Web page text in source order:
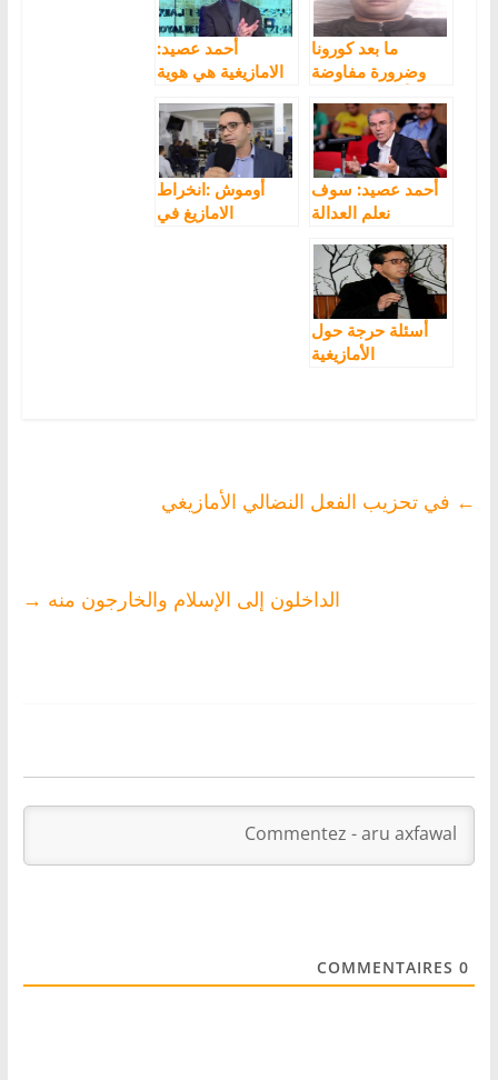
ما بعد كورونا
وضرورة مفاوضة
التقليدية
أحمد عصيد:
الامازيغية هي هوية
إفريقيا ولم تكن أبدا
قضية أغلبية أو أقلية
أحمد عصيد: سوف
نعلم العدالة
الوطنية المغربية
التي يكرهون
الانتماء اليها
أوموش :انخراط
الامازيغ في
أسئلة حرجة حول
الأمازيغية
← في تحزيب الفعل النضالي الأمازيغي
الداخلون إلى الإسلام والخارجون منه →
0
COMMENTAIRES